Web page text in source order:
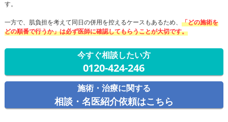
す。
一方で、肌負担を考えて同日の併用を控えるケースもあるため、 「どの施術を
どの順番で行うか」は必ず医師に確認してもらうことが大切です。
今すぐ相談したい方
0120-424-246
施術・治療に関する
相談・名医紹介依頼はこちら